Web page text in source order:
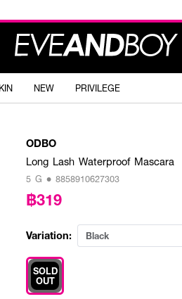
NEW PRIVILEGE
ODBO
Long Lash Waterproof Mascara
5 G • 8858910627303
฿319
Variation: Black
SOLD
OUT